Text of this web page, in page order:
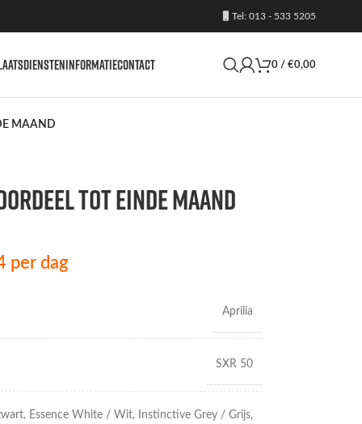
Tel: 013 - 533 5205
DIENSTENINFORMATIECONTACT 0 / €0,00
MAAND
TOT EINDE MAAND
per dag
Aprilia
SXR 50
, Essence White / Wit, Instinctive Grey / Grijs,